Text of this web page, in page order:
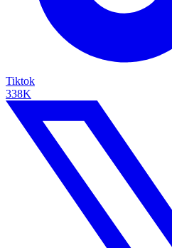
Tiktok
338K